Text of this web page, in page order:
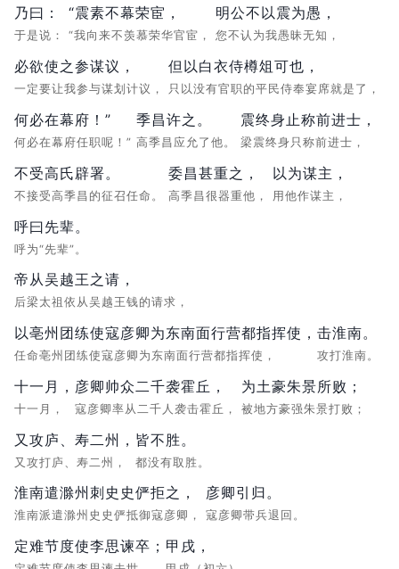
乃曰：
于是说：
“震素不幕荣宦，
“我向来不羡慕荣华官宦，
明公不以震为愚，
您不认为我愚昧无知，
必欲使之参谋议，
一定要让我参与谋划计议，
但以白衣侍樽俎可也，
只以没有官职的平民侍奉宴席就是了，
何必在幕府！”
何必在幕府任职呢！”
季昌许之。
高季昌应允了他。
震终身止称前进士，
梁震终身只称前进士，
不受高氏辟署。
不接受高季昌的征召任命。
委昌甚重之，
高季昌很器重他，
以为谋主，
用他作谋主，
呼曰先辈。
呼为“先辈”。
帝从吴越王之请，
后梁太祖依从吴越王钱的请求，
以亳州团练使寇彦卿为东南面行营都指挥使，
任命亳州团练使寇彦卿为东南面行营都指挥使，
击淮南。
攻打淮南。
十一月，
十一月，
彦卿帅众二千袭霍丘，
寇彦卿率从二千人袭击霍丘，
为土豪朱景所败；
被地方豪强朱景打败；
又攻庐、寿二州，
又攻打庐、寿二州，
皆不胜。
都没有取胜。
淮南遣滁州刺史史俨拒之，
淮南派遣滁州史史俨抵御寇彦卿，
彦卿引归。
寇彦卿带兵退回。
定难节度使李思谏卒； 甲戌，